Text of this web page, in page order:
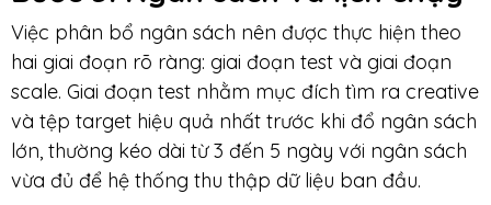
Việc phân bổ ngân sách nên được thực hiện theo
hai giai đoạn rõ ràng: giai đoạn test và giai đoạn
scale. Giai đoạn test nhằm mục đích tìm ra creative
và tệp target hiệu quả nhất trước khi đổ ngân sách
lớn, thường kéo dài từ 3 đến 5 ngày với ngân sách
vừa đủ để hệ thống thu thập dữ liệu ban đầu.